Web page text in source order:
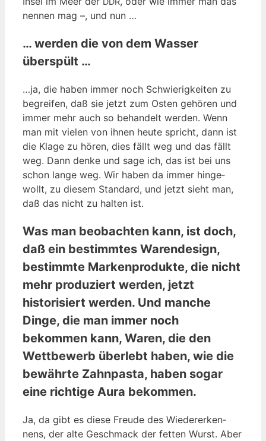
nen­nen mag –, und nun …
… werden die von dem Wasser
überspült …
…ja, die haben immer noch Schwie­rig­kei­ten zu
begrei­fen, daß sie jetzt zum Osten gehö­ren und
immer mehr auch so behan­delt wer­den. Wenn
man mit vie­len von ihnen heu­te spricht, dann ist
die Kla­ge zu hören, dies fällt weg und das fällt
weg. Dann den­ke und sage ich, das ist bei uns
schon lan­ge weg. Wir haben da immer hin­ge­
wollt, zu die­sem Stan­dard, und jetzt sieht man,
daß das nicht zu hal­ten ist.
Was man beobachten kann, ist doch,
daß ein bestimmtes Warendesign,
bestimmte Markenprodukte, die nicht
mehr produziert werden, jetzt
historisiert werden. Und manche
Dinge, die man immer noch
bekommen kann, Waren, die den
Wettbewerb überlebt haben, wie die
bewährte Zahnpasta, haben sogar
eine richtige Aura bekommen.
Ja, da gibt es die­se Freu­de des Wie­der­erken­
nens, der alte Geschmack der fet­ten Wurst. Aber